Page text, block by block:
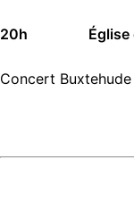
20h Église du
Concert Buxtehude